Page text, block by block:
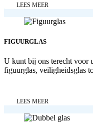
LEES MEER
FIGUURGLAS
U kunt bij ons terecht voor
figuurglas, veiligheidsglas
LEES MEER